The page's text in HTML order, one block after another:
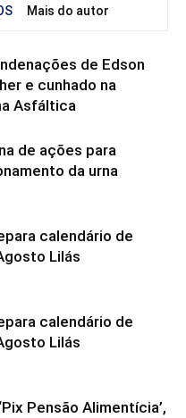
Mais do autor
de Edson
e cunhado na
Asfáltica
de ações para
da urna
calendário de
Lilás
calendário de
Lilás
Pensão Alimentícia’,